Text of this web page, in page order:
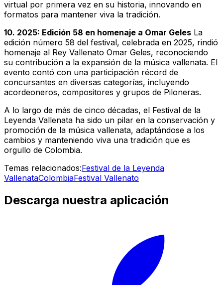
virtual por primera vez en su historia, innovando en
formatos para mantener viva la tradición.
10. 2025: Edición 58 en homenaje a Omar Geles La
edición número 58 del festival, celebrada en 2025, rindió
homenaje al Rey Vallenato Omar Geles, reconociendo
su contribución a la expansión de la música vallenata. El
evento contó con una participación récord de
concursantes en diversas categorías, incluyendo
acordeoneros, compositores y grupos de Piloneras.
A lo largo de más de cinco décadas, el Festival de la
Leyenda Vallenata ha sido un pilar en la conservación y
promoción de la música vallenata, adaptándose a los
cambios y manteniendo viva una tradición que es
orgullo de Colombia.
Temas relacionados:Festival de la Leyenda
VallenataColombiaFestival Vallenato
Descarga nuestra aplicación